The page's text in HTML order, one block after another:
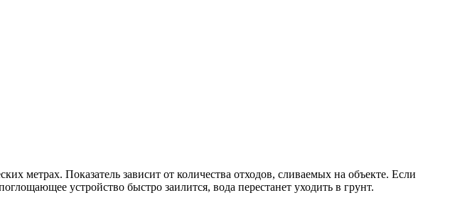
метрах. Показатель зависит от количества отходов, сливаемых на объекте. Если
устройство быстро заилится, вода перестанет уходить в грунт.